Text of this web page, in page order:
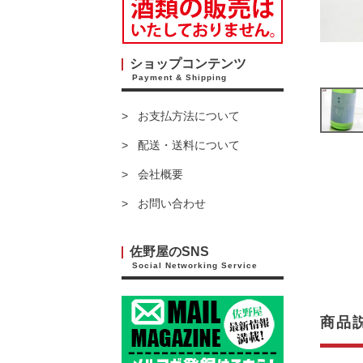
ショップコンテンツ
Payment & Shipping
お支払方法について
配送・送料について
会社概要
お問い合わせ
佐野屋のSNS
Social Networking Service
商品